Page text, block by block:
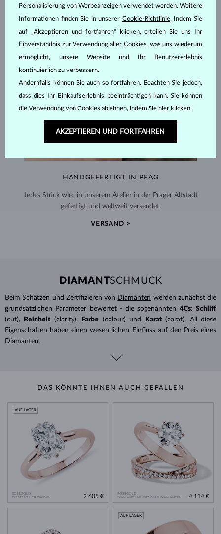
HANDGEFERTIGT IN PRAG
Jedes Stück wird in unserem Atelier in der Prager Altstadt
gefertigt und weltweit versendet.
VERSAND >
DIAMANTSCHMUCK
Beim Schätzen und Zertifizieren von Diamanten werden zunächst die
grundsätzlichen Parameter bewertet - die sogenannten 4Cs: Schliff
(cut),
Reinheit (clarity), Farbe (colour) und Karat (carat). All diese
Eigenschaften haben einen wesentlichen Einfluss auf den Preis eines
Diamanten.
DAS KÖNNTE IHNEN AUCH GEFALLEN
ROSÉGOLD
DIAMANT LAB GROWN
AUF LAGER
2 605 €
ROSÉGOLD
DIAMANT LAB GROWN & DIAMANTEN
4 114 €
AUF LAGER
Personalisierung von Werbeanzeigen verwendet werden. Weitere
Informationen finden Sie in unserer Cookie-Richtlinie. Indem Sie
auf „Akzeptieren und fortfahren“ klicken, erteilen Sie uns Ihr
Einverständnis zur Verwendung aller Cookies, was uns wiederum
ermöglicht, unsere Website und Ihr Benutzererlebnis
kontinuierlich zu verbessern.
Andernfalls können Sie auch so fortfahren. Beachten Sie jedoch,
dass dies Ihr Einkaufserlebnis beeinträchtigen kann. Sie können
die Verwendung von Cookies ablehnen, indem Sie hier klicken.
AKZEPTIEREN UND FORTFAHREN